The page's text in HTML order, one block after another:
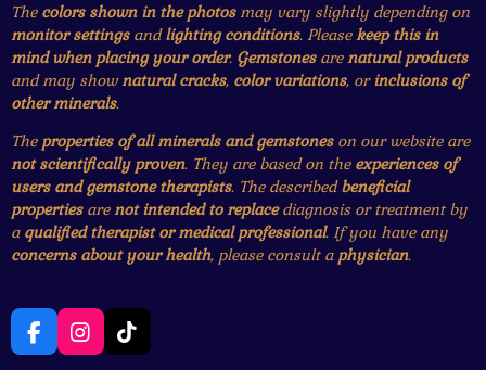
The colors shown in the photosmay vary slightly depending on
monitor settingsandlighting conditions. Pleasekeep this in
mind when placing your order. Gemstonesarenatural products
and may shownatural cracks, color variations, orinclusions of
other minerals.
The properties of all minerals and gemstoneson our website are
not scientifically proven. They are based on the experiences of
users and gemstone therapists. The describedbeneficial
propertiesarenot intended to replacediagnosis or treatment by
a qualified therapist or medical professional. If you have any
concerns about your health, please consult a physician.
F
a
I
n
T
i